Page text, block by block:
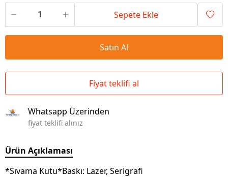
Sepete Ekle
Satın Al
Fiyat teklifi al
Whatsapp Üzerinden
fiyat teklifi alınız
Ürün Açıklaması
*Sıvama Kutu*Baskı: Lazer, Serigrafi